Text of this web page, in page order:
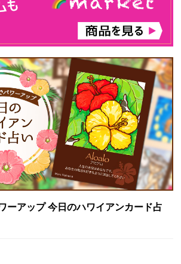
ーアップ 今日のハワイアンカード占